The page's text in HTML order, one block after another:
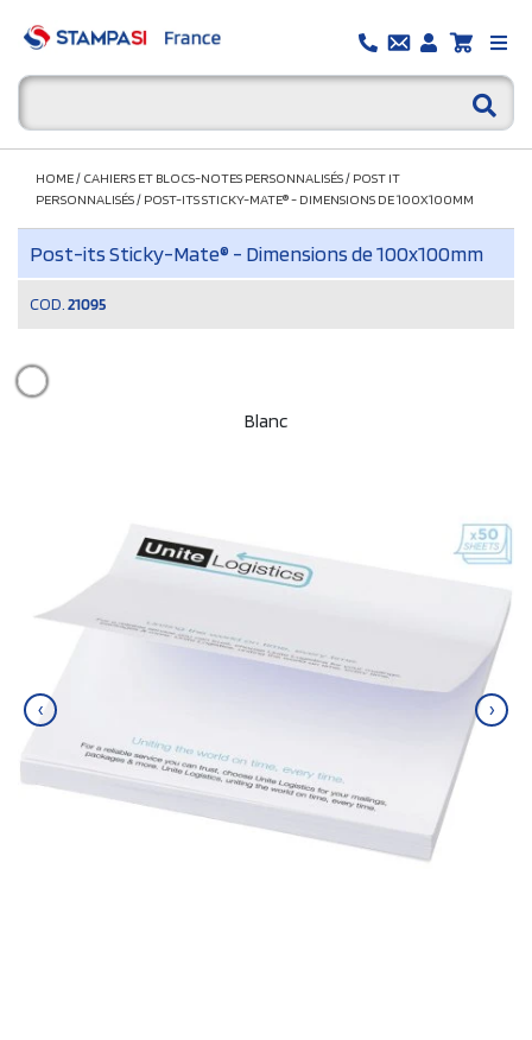
HOME/ CAHIERS ET BLOCS-NOTES PERSONNALISÉS/ POST IT
PERSONNALISÉS/ POST-ITS STICKY-MATE® - DIMENSIONS DE 100X100MM
Post-its Sticky-Mate® - Dimensions de 100x100mm
COD. 21095
Blanc
‹ ›